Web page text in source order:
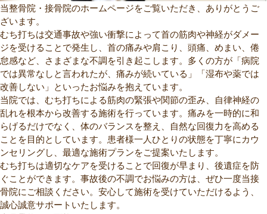
当整骨院・接骨院のホームページをご覧いただき、ありがとうご
ざいます。
むち打ちは交通事故や強い衝撃によって首の筋肉や神経がダメー
ジを受けることで発生し、首の痛みや肩こり、頭痛、めまい、倦
怠感など、さまざまな不調を引き起こします。多くの方が「病院
では異常なしと言われたが、痛みが続いている」「湿布や薬では
改善しない」といったお悩みを抱えています。
当院では、むち打ちによる筋肉の緊張や関節の歪み、自律神経の
乱れを根本から改善する施術を行っています。痛みを一時的に和
らげるだけでなく、体のバランスを整え、自然な回復力を高める
ことを目的としています。患者様一人ひとりの状態を丁寧にカウ
ンセリングし、最適な施術プランをご提案いたします。
むち打ちは適切なケアを受けることで回復が早まり、後遺症を防
ぐことができます。事故後の不調でお悩みの方は、ぜひ一度当接
骨院にご相談ください。安心して施術を受けていただけるよう、
誠心誠意サポートいたします。